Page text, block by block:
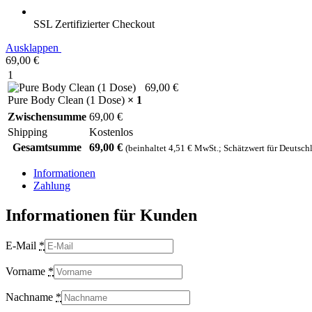
SSL Zertifizierter Checkout
Ausklappen
69,00 €
1
Pure Body Clean (1 Dose) × 1
69,00 €
Zwischensumme 69,00 €
Shipping
Kostenlos
Gesamtsumme
69,00 € (beinhaltet 4,51 € MwSt.; Schätzwert für
Informationen
Zahlung
Informationen für Kunden
E-Mail *
Vorname *
Nachname *